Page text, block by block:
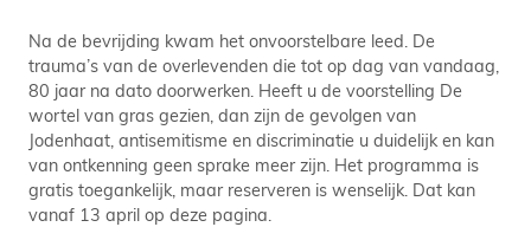
Na de bevrijding kwam het onvoorstelbare leed. De
trauma’s van de overlevenden die tot op dag van vandaag,
80 jaar na dato doorwerken. Heeft u de voorstelling De
wortel van gras gezien, dan zijn de gevolgen van
Jodenhaat, antisemitisme en discriminatie u duidelijk en kan
van ontkenning geen sprake meer zijn. Het programma is
gratis toegankelijk, maar reserveren is wenselijk. Dat kan
vanaf 13 april op deze pagina.